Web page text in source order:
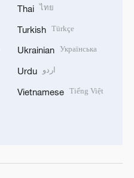
Thai ไทย
Turkish Türkçe
Ukrainian Українська
Urdu اردو
Vietnamese Tiếng Việt